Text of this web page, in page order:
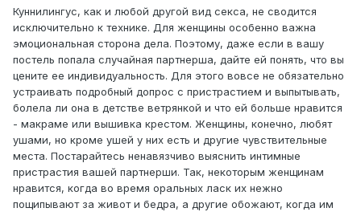
Куннилингус, как и любой другой вид секса, не сводится
исключительно к технике. Для женщины особенно важна
эмоциональная сторона дела. Поэтому, даже если в вашу
постель попала случайная партнерша, дайте ей понять, что вы
цените ее индивидуальность. Для этого вовсе не обязательно
устраивать подробный допрос с пристрастием и выпытывать,
болела ли она в детстве ветрянкой и что ей больше нравится
- макраме или вышивка крестом. Женщины, конечно, любят
ушами, но кроме ушей у них есть и другие чувствительные
места. Постарайтесь ненавязчиво выяснить интимные
пристрастия вашей партнерши. Так, некоторым женщинам
нравится, когда во время оральных ласк их нежно
пощипывают за живот и бедра, а другие обожают, когда им